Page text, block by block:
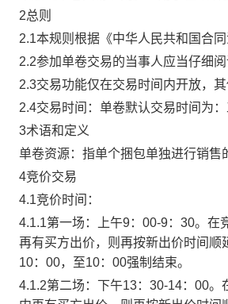
2总则
2.1本规则根据《中华人民共和国合同
2.2参加单卷交易的当事人应当仔细
2.3交易功能仅在交易时间内开放，
2.4交易时间：单卷默认交易时间为
3术语和定义
单卷资源：指单个捆包单独进行销售
4竞价交易
4.1竞价时间：
4.1.1第一场：上午9：00-9：30。在
再有买方出价，则再按新出价时间
10：00，至10：00强制结束。
4.1.2第二场：下午13：30-14：00